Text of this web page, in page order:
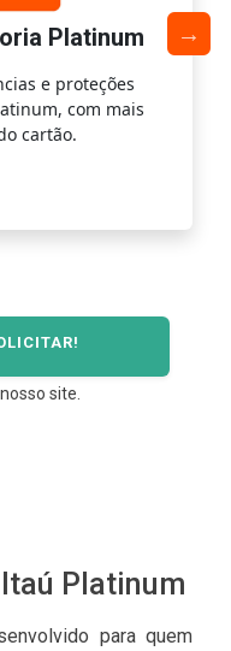
Platinum
e proteções
com mais
cartão.
site.
Platinum
para quem